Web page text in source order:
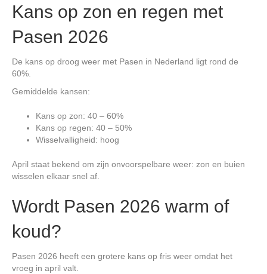
Kans op zon en regen met
Pasen 2026
De kans op droog weer met Pasen in Nederland ligt rond de
60%.
Gemiddelde kansen:
Kans op zon: 40 – 60%
Kans op regen: 40 – 50%
Wisselvalligheid: hoog
April staat bekend om zijn onvoorspelbare weer: zon en buien
wisselen elkaar snel af.
Wordt Pasen 2026 warm of
koud?
Pasen 2026 heeft een grotere kans op fris weer omdat het
vroeg in april valt.